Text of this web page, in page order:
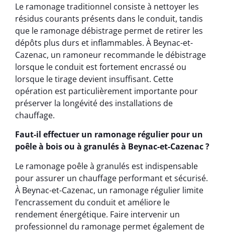
Le ramonage traditionnel consiste à nettoyer les
résidus courants présents dans le conduit, tandis
que le ramonage débistrage permet de retirer les
dépôts plus durs et inflammables. À Beynac-et-
Cazenac, un ramoneur recommande le débistrage
lorsque le conduit est fortement encrassé ou
lorsque le tirage devient insuffisant. Cette
opération est particulièrement importante pour
préserver la longévité des installations de
chauffage.
Faut-il effectuer un ramonage régulier pour un
poêle à bois ou à granulés à Beynac-et-Cazenac ?
Le ramonage poêle à granulés est indispensable
pour assurer un chauffage performant et sécurisé.
À Beynac-et-Cazenac, un ramonage régulier limite
l’encrassement du conduit et améliore le
rendement énergétique. Faire intervenir un
professionnel du ramonage permet également de